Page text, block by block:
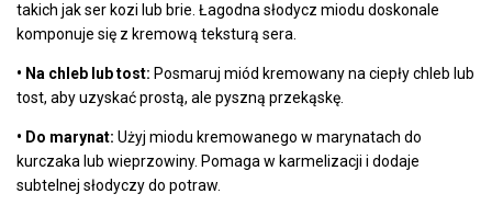
takich jak ser kozi lub brie. Łagodna słodycz miodu doskonale
komponuje się z kremową teksturą sera.
• Na chleb lub tost: Posmaruj miód kremowany na ciepły chleb lub
tost, aby uzyskać prostą, ale pyszną przekąskę.
• Do marynat: Użyj miodu kremowanego w marynatach do
kurczaka lub wieprzowiny. Pomaga w karmelizacji i dodaje
subtelnej słodyczy do potraw.